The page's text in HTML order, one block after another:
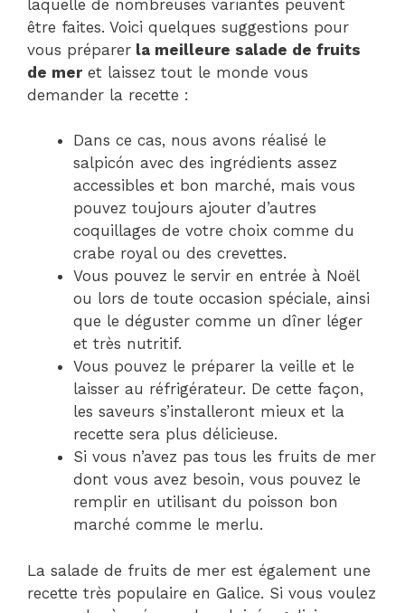
laquelle de nombreuses variantes peuvent
être faites. Voici quelques suggestions pour
vous préparer la meilleure salade de fruits
de meret laissez tout le monde vous
demander la recette :
Dans ce cas, nous avons réalisé le
salpicón avec des ingrédients assez
accessibles et bon marché, mais vous
pouvez toujours ajouter d’autres
coquillages de votre choix comme du
crabe royal ou des crevettes.
Vous pouvez le servir en entrée à Noël
ou lors de toute occasion spéciale, ainsi
que le déguster comme un dîner léger
et très nutritif.
Vous pouvez le préparer la veille et le
laisser au réfrigérateur. De cette façon,
les saveurs s’installeront mieux et la
recette sera plus délicieuse.
Si vous n’avez pas tous les fruits de mer
dont vous avez besoin, vous pouvez le
remplir en utilisant du poisson bon
marché comme le merlu.
La salade de fruits de mer est également une
recette très populaire en Galice. Si vous voulez